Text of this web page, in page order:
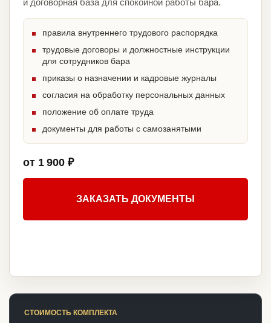
и договорная база для спокойной работы бара.
правила внутреннего трудового распорядка
трудовые договоры и должностные инструкции
для сотрудников бара
приказы о назначении и кадровые журналы
согласия на обработку персональных данных
положение об оплате труда
документы для работы с самозанятыми
от 1 900 ₽
ЗАКАЗАТЬ ДОКУМЕНТЫ
СТОИМОСТЬ КОМПЛЕКТА